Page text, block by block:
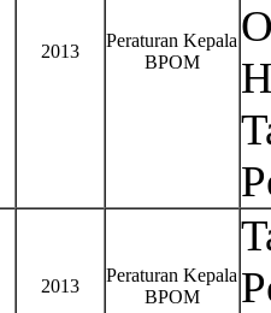
2013
Peraturan Kepala
BPOM
2013
Peraturan Kepala
BPOM